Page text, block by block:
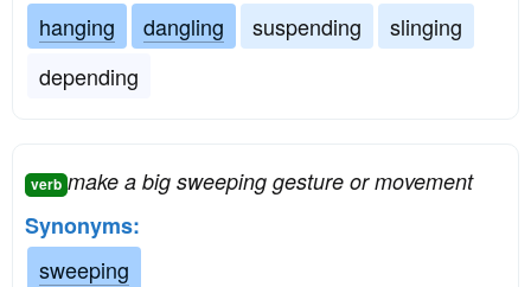
hanging
dangling suspending
slinging
depending
verb make a big sweeping gesture or movement
Synonyms:
sweeping